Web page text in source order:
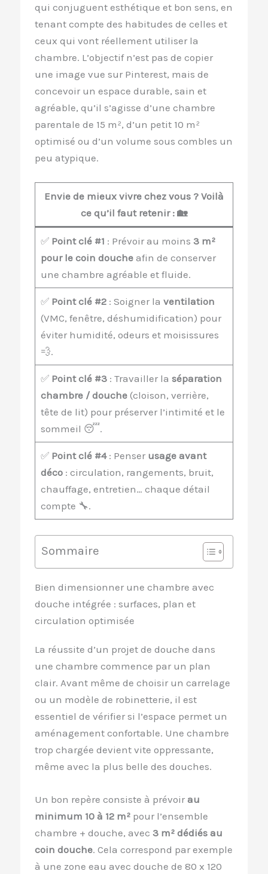
qui conjuguent esthétique et bon sens, en
tenant compte des habitudes de celles et
ceux qui vont réellement utiliser la
chambre. L’objectif n’est pas de copier
une image vue sur Pinterest, mais de
concevoir un espace durable, sain et
agréable, qu’il s’agisse d’une chambre
parentale de 15 m², d’un petit 10 m²
optimisé ou d’un volume sous combles un
peu atypique.
Envie de mieux vivre chez vous ? Voilà
ce qu’il faut retenir : 🏡
✅ Point clé #1 : Prévoir au moins 3 m²
pour le coin doucheafin de conserver
une chambre agréable et fluide.
✅ Point clé #2: Soigner la ventilation
(VMC, fenêtre, déshumidification) pour
éviter humidité, odeurs et moisissures
💨.
✅ Point clé #3: Travailler la séparation
chambre / douche(cloison, verrière,
tête de lit) pour préserver l’intimité et le
sommeil 😴.
✅ Point clé #4: Penser usage avant
déco: circulation, rangements, bruit,
chauffage, entretien… chaque détail
compte 🔧.
Sommaire
Bien dimensionner une chambre avec
douche intégrée : surfaces, plan et
circulation optimisée
La réussite d’un projet de douche dans
une chambre commence par un plan
clair. Avant même de choisir un carrelage
ou un modèle de robinetterie, il est
essentiel de vérifier si l’espace permet un
aménagement confortable. Une chambre
trop chargée devient vite oppressante,
même avec la plus belle des douches.
Un bon repère consiste à prévoir au
minimum 10 à 12 m² pour l’ensemble
chambre + douche, avec 3 m² dédiés au
coin douche. Cela correspond par exemple
à une zone eau avec douche de 80 x 120